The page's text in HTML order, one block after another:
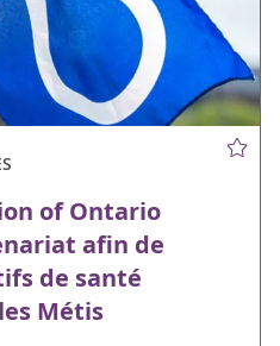
of Ontario
afin de
de santé
Métis